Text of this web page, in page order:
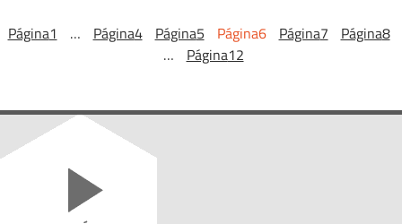
Página1 … Página4 Página5 Página6 Página7 Página8
…
Página12